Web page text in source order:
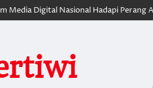
Nasional Hadapi Perang Algoritma AI